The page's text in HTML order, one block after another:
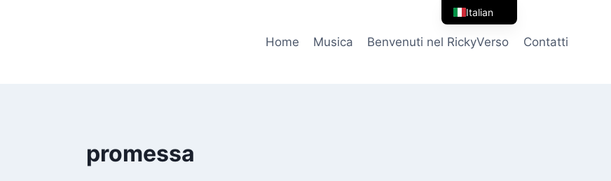
Home Musica Benvenuti nel RickyVerso Contatti
promessa
Italian
English